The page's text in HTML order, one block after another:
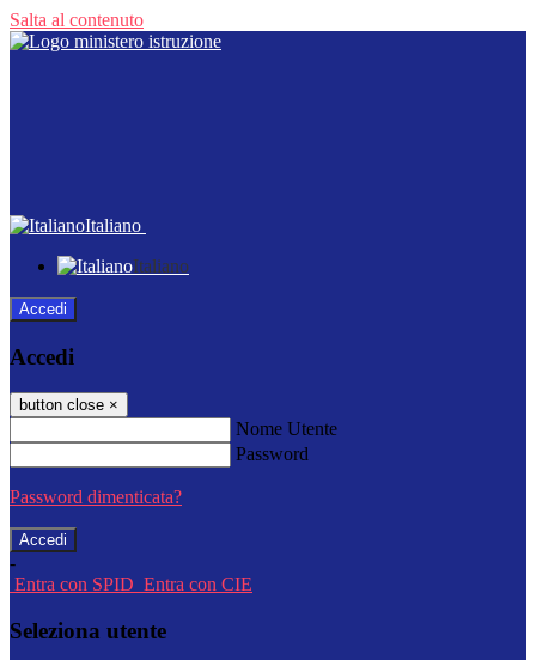
Salta al contenuto
Italiano
Italiano
Accedi
Accedi
button close ×
Nome Utente
Password
Password dimenticata?
-
Entra con SPID Entra con CIE
Seleziona utente